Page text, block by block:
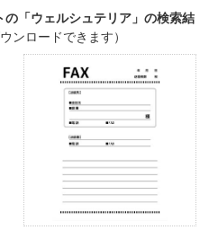
「ウェルシュテリア」の検索結
ンロードできます）